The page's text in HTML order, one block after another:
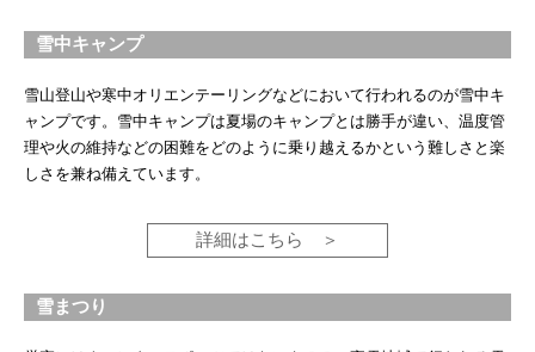
雪中キャンプ
雪山登山や寒中オリエンテーリングなどにおいて行われるのが雪中キ
ャンプです。雪中キャンプは夏場のキャンプとは勝手が違い、温度管
理や火の維持などの困難をどのように乗り越えるかという難しさと楽
しさを兼ね備えています。
詳細はこちら
雪まつり